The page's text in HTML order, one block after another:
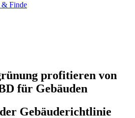
& Finde
profitieren von
für Gebäuden
Gebäuderichtlinie